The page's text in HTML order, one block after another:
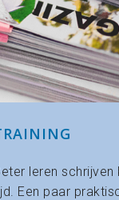
leren
Een paar